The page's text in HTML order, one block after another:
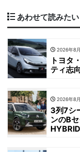
あわせて読みたい
2026年8
トヨタ
ティ志
2026年8
3列7シ
ンのB